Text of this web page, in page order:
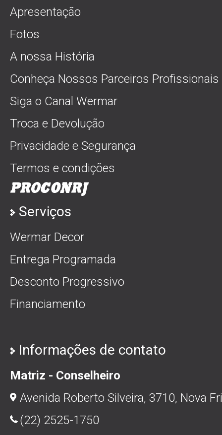
Apresentação
Fotos
A nossa História
Conheça Nossos Parceiros Profissionais
Siga o Canal Wermar
Troca e Devolução
Privacidade e Segurança
Termos e condições
Serviços
Wermar Decor
Entrega Programada
Desconto Progressivo
Financiamento
Informações de contato
Matriz - Conselheiro
Avenida Roberto Silveira, 3710, Nova
(22) 2525-1750